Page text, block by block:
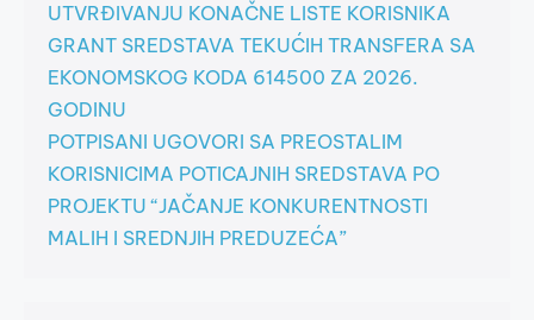
UTVRĐIVANJU KONAČNE LISTE KORISNIKA
GRANT SREDSTAVA TEKUĆIH TRANSFERA SA
EKONOMSKOG KODA 614500 ZA 2026.
GODINU
POTPISANI UGOVORI SA PREOSTALIM
KORISNICIMA POTICAJNIH SREDSTAVA PO
PROJEKTU “JAČANJE KONKURENTNOSTI
MALIH I SREDNJIH PREDUZEĆA”